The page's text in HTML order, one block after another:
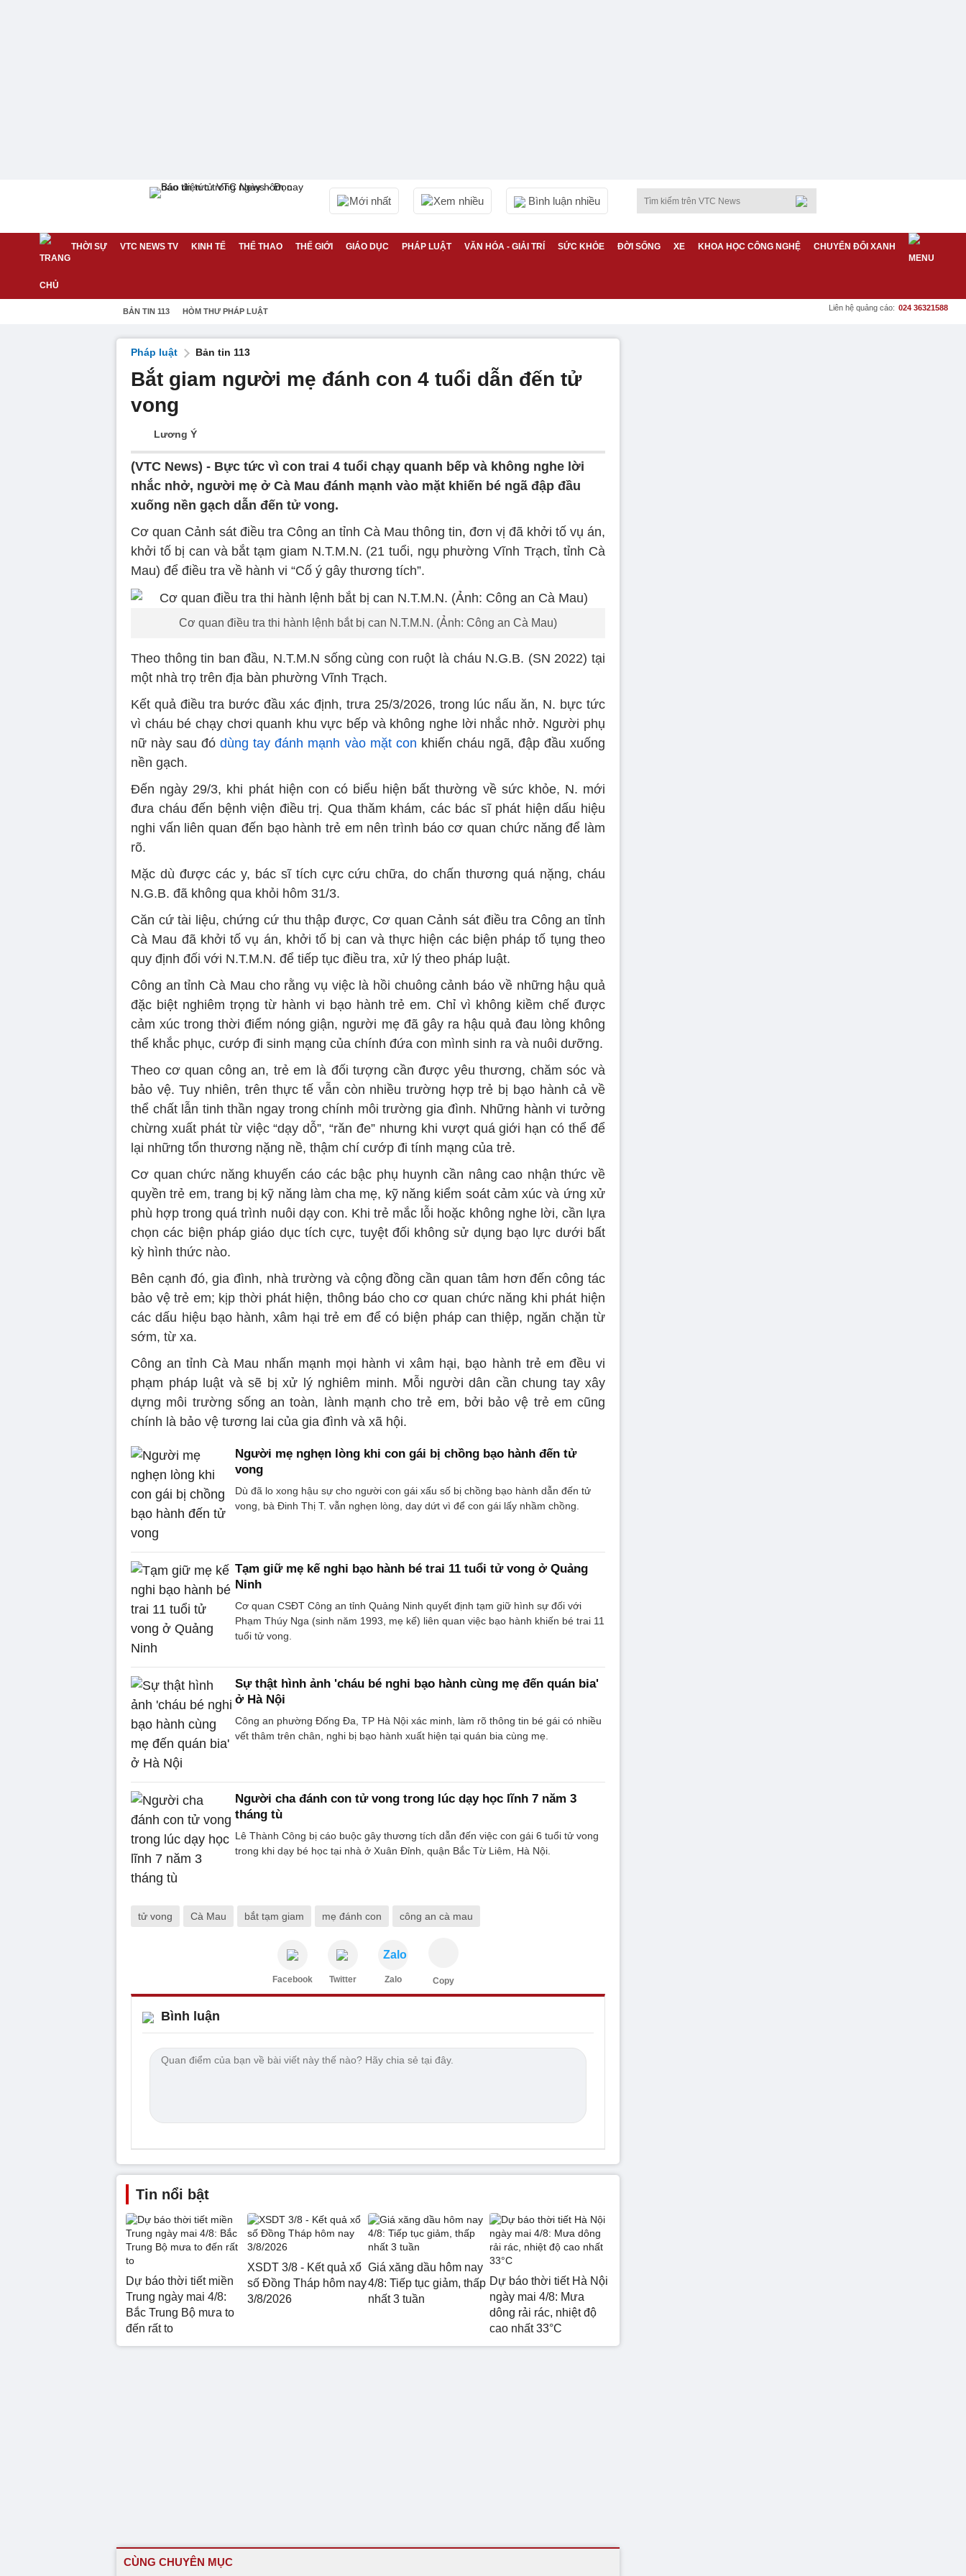
Mới nhất Xem nhiều Bình luận nhiều
THỜI SỰ VTC NEWS TV KINH TẾ THỂ THAO THẾ GIỚI GIÁO DỤC PHÁP LUẬT VĂN HÓA - GIẢI TRÍ SỨC KHỎE ĐỜI SỐNG XE KHOA HỌC CÔNG NGHỆ CHUYỂN ĐỔI XANH
BẢN TIN 113 HÒM THƯ PHÁP LUẬT Liên hệ quảng cáo: 024 36321588
Pháp luật Bản tin 113
Bắt giam người mẹ đánh con 4 tuổi dẫn đến tử
vong
Lương Ý
(VTC News) - Bực tức vì con trai 4 tuổi chạy quanh bếp và không nghe lời
nhắc nhở, người mẹ ở Cà Mau đánh mạnh vào mặt khiến bé ngã đập đầu
xuống nền gạch dẫn đến tử vong.
Cơ quan Cảnh sát điều tra Công an tỉnh Cà Mau thông tin, đơn vị đã khởi tố vụ án,
khởi tố bị can và bắt tạm giam N.T.M.N. (21 tuổi, ngụ phường Vĩnh Trạch, tỉnh Cà
Mau) để điều tra về hành vi “Cố ý gây thương tích”.
Cơ quan điều tra thi hành lệnh bắt bị can N.T.M.N. (Ảnh: Công an Cà Mau)
Theo thông tin ban đầu, N.T.M.N sống cùng con ruột là cháu N.G.B. (SN 2022) tại
một nhà trọ trên địa bàn phường Vĩnh Trạch.
Kết quả điều tra bước đầu xác định, trưa 25/3/2026, trong lúc nấu ăn, N. bực tức
vì cháu bé chạy chơi quanh khu vực bếp và không nghe lời nhắc nhở. Người phụ
nữ này sau đódùng tay đánh mạnh vào mặt con khiến cháu ngã, đập đầu xuống
nền gạch.
Đến ngày 29/3, khi phát hiện con có biểu hiện bất thường về sức khỏe, N. mới
đưa cháu đến bệnh viện điều trị. Qua thăm khám, các bác sĩ phát hiện dấu hiệu
nghi vấn liên quan đến bạo hành trẻ em nên trình báo cơ quan chức năng để làm
rõ.
Mặc dù được các y, bác sĩ tích cực cứu chữa, do chấn thương quá nặng, cháu
N.G.B. đã không qua khỏi hôm 31/3.
Căn cứ tài liệu, chứng cứ thu thập được, Cơ quan Cảnh sát điều tra Công an tỉnh
Cà Mau đã khởi tố vụ án, khởi tố bị can và thực hiện các biện pháp tố tụng theo
quy định đối với N.T.M.N. để tiếp tục điều tra, xử lý theo pháp luật.
Công an tỉnh Cà Mau cho rằng vụ việc là hồi chuông cảnh báo về những hậu quả
đặc biệt nghiêm trọng từ hành vi bạo hành trẻ em. Chỉ vì không kiềm chế được
cảm xúc trong thời điểm nóng giận, người mẹ đã gây ra hậu quả đau lòng không
thể khắc phục, cướp đi sinh mạng của chính đứa con mình sinh ra và nuôi dưỡng.
Theo cơ quan công an, trẻ em là đối tượng cần được yêu thương, chăm sóc và
bảo vệ. Tuy nhiên, trên thực tế vẫn còn nhiều trường hợp trẻ bị bạo hành cả về
thể chất lẫn tinh thần ngay trong chính môi trường gia đình. Những hành vi tưởng
chừng xuất phát từ việc “dạy dỗ”, “răn đe” nhưng khi vượt quá giới hạn có thể để
lại những tổn thương nặng nề, thậm chí cướp đi tính mạng của trẻ.
Cơ quan chức năng khuyến cáo các bậc phụ huynh cần nâng cao nhận thức về
quyền trẻ em, trang bị kỹ năng làm cha mẹ, kỹ năng kiểm soát cảm xúc và ứng xử
phù hợp trong quá trình nuôi dạy con. Khi trẻ mắc lỗi hoặc không nghe lời, cần lựa
chọn các biện pháp giáo dục tích cực, tuyệt đối không sử dụng bạo lực dưới bất
kỳ hình thức nào.
Bên cạnh đó, gia đình, nhà trường và cộng đồng cần quan tâm hơn đến công tác
bảo vệ trẻ em; kịp thời phát hiện, thông báo cho cơ quan chức năng khi phát hiện
các dấu hiệu bạo hành, xâm hại trẻ em để có biện pháp can thiệp, ngăn chặn từ
sớm, từ xa.
Công an tỉnh Cà Mau nhấn mạnh mọi hành vi xâm hại, bạo hành trẻ em đều vi
phạm pháp luật và sẽ bị xử lý nghiêm minh. Mỗi người dân cần chung tay xây
dựng môi trường sống an toàn, lành mạnh cho trẻ em, bởi bảo vệ trẻ em cũng
chính là bảo vệ tương lai của gia đình và xã hội.
Người mẹ nghẹn lòng khi con gái bị chồng bạo hành đến tử
vong
Dù đã lo xong hậu sự cho người con gái xấu số bị chồng bạo hành dẫn đến tử
vong, bà Đinh Thị T. vẫn nghẹn lòng, day dứt vì để con gái lấy nhầm chồng.
Tạm giữ mẹ kế nghi bạo hành bé trai 11 tuổi tử vong ở Quảng
Ninh
Cơ quan CSĐT Công an tỉnh Quảng Ninh quyết định tạm giữ hình sự đối với
Phạm Thúy Nga (sinh năm 1993, mẹ kế) liên quan việc bạo hành khiến bé trai 11
tuổi tử vong.
Sự thật hình ảnh 'cháu bé nghi bạo hành cùng mẹ đến quán bia'
ở Hà Nội
Công an phường Đống Đa, TP Hà Nội xác minh, làm rõ thông tin bé gái có nhiều
vết thâm trên chân, nghi bị bạo hành xuất hiện tại quán bia cùng mẹ.
Người cha đánh con tử vong trong lúc dạy học lĩnh 7 năm 3
tháng tù
Lê Thành Công bị cáo buộc gây thương tích dẫn đến việc con gái 6 tuổi tử vong
trong khi dạy bé học tại nhà ở Xuân Đỉnh, quận Bắc Từ Liêm, Hà Nội.
tử vong Cà Mau bắt tạm giam mẹ đánh con công an cà mau
Facebook Twitter
Zalo
Zalo Copy
Bình luận
Tin nổi bật
Dự báo thời tiết miền
Trung ngày mai 4/8:
Bắc Trung Bộ mưa to
đến rất to
XSDT 3/8 - Kết quả xổ
số Đồng Tháp hôm nay
3/8/2026
Giá xăng dầu hôm nay
4/8: Tiếp tục giảm, thấp
nhất 3 tuần
Dự báo thời tiết Hà Nội
ngày mai 4/8: Mưa
dông rải rác, nhiệt độ
cao nhất 33°C
CÙNG CHUYÊN MỤC